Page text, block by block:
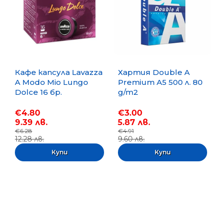
Кафе капсула Lavazza
A Modo Mio Lungo
Dolce 16 бр.
€4.80
9.39 лв.
€6.28
12.28 лв.
Хартия Double A
Premium A5 500 л. 80
g/m2
€3.00
5.87 лв.
€4.91
9.60 лв.